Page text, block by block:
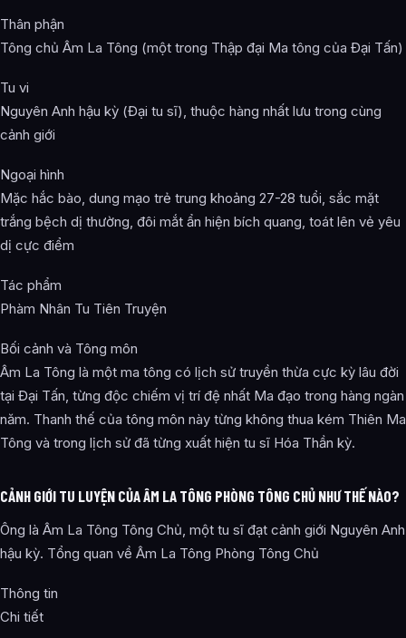
Thân phận
Tông chủ Âm La Tông (một trong Thập đại Ma tông của Đại Tấn)
Tu vi
Nguyên Anh hậu kỳ (Đại tu sĩ), thuộc hàng nhất lưu trong cùng
cảnh giới
Ngoại hình
Mặc hắc bào, dung mạo trẻ trung khoảng 27-28 tuổi, sắc mặt
trắng bệch dị thường, đôi mắt ẩn hiện bích quang, toát lên vẻ yêu
dị cực điểm
Tác phẩm
Phàm Nhân Tu Tiên Truyện
Bối cảnh và Tông môn
Âm La Tông là một ma tông có lịch sử truyền thừa cực kỳ lâu đời
tại Đại Tấn, từng độc chiếm vị trí đệ nhất Ma đạo trong hàng ngàn
năm. Thanh thế của tông môn này từng không thua kém Thiên Ma
Tông và trong lịch sử đã từng xuất hiện tu sĩ Hóa Thần kỳ.
CẢNH GIỚI TU LUYỆN CỦA ÂM LA TÔNG PHÒNG TÔNG CHỦ NHƯ THẾ NÀO?
Ông là Âm La Tông Tông Chủ, một tu sĩ đạt cảnh giới Nguyên Anh
hậu kỳ. Tổng quan về Âm La Tông Phòng Tông Chủ
Thông tin
Chi tiết